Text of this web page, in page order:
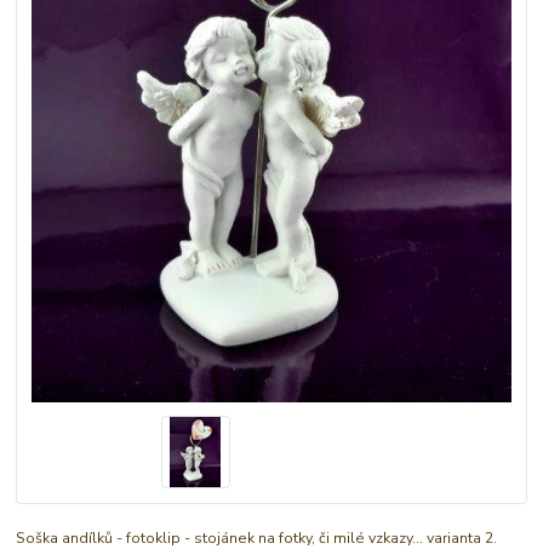
Soška andílků - fotoklip - stojánek na fotky, či milé vzkazy... varianta 2.